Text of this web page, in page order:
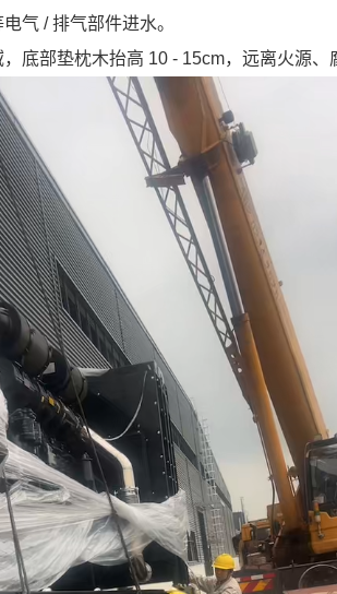
气 / 排气部件进水。
底部垫枕木抬高 10 - 15cm，远离火源